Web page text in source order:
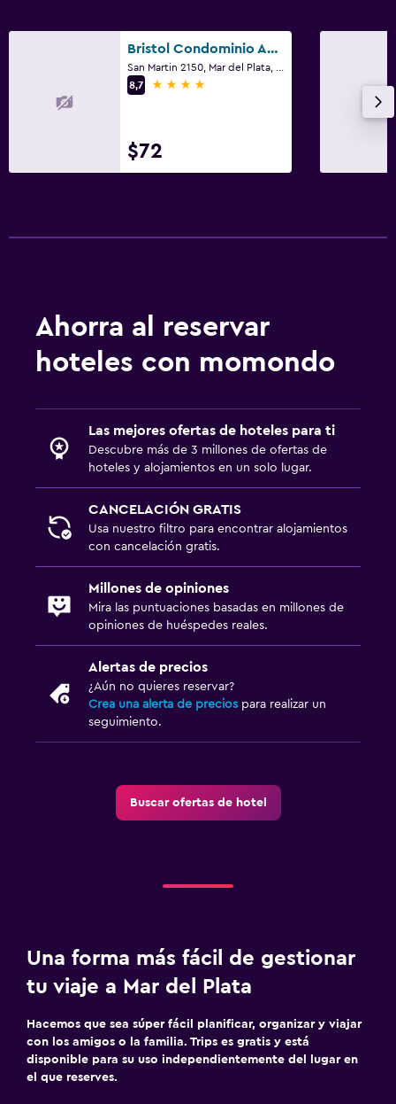
Bristol Condominio Apart Hotel
8,7
4 estrellas
$72
Ahorra al reservar
hoteles con momondo
Las mejores ofertas de hoteles para ti
Descubre más de 3 millones de ofertas de
hoteles y alojamientos en un solo lugar.
CANCELACIÓN GRATIS
Usa nuestro filtro para encontrar alojamientos
con cancelación gratis.
Millones de opiniones
Mira las puntuaciones basadas en millones de
opiniones de huéspedes reales.
Alertas de precios
¿Aún no quieres reservar?
Crea una alerta de precios para realizar un
seguimiento.
Buscar ofertas de hotel
Una forma más fácil de gestionar
tu viaje a Mar del Plata
Hacemos que sea súper fácil planificar, organizar y viajar
con los amigos o la familia. Trips es gratis y está
disponible para su uso independientemente del lugar en
el que reserves.